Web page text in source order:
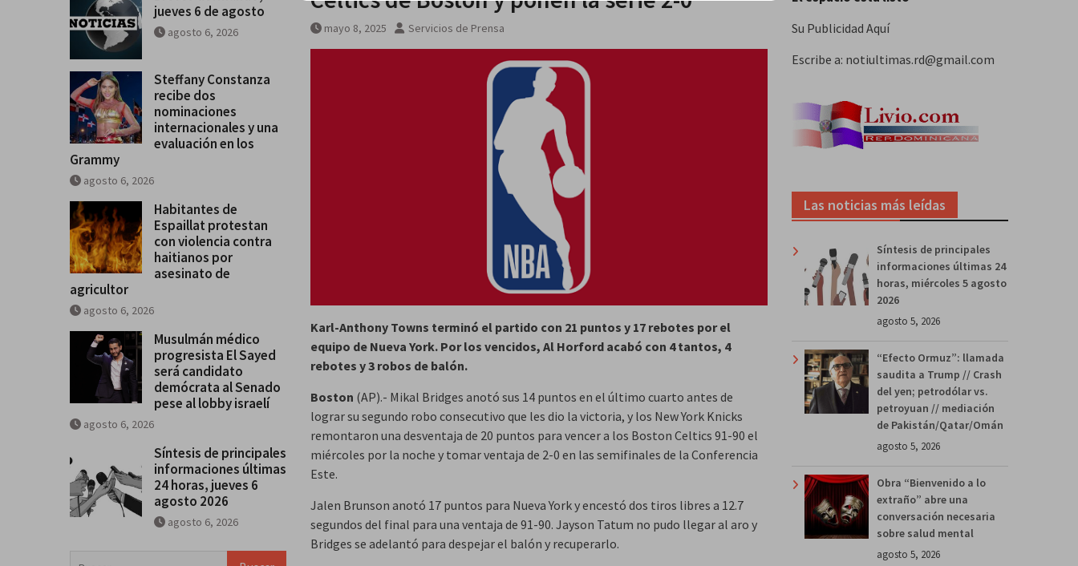
mayo 8, 2025 Servicios de Prensa
Karl-Anthony Towns terminó el partido con 21 puntos y 17 rebotes por el
equipo de Nueva York. Por los vencidos, Al Horford acabó con 4 tantos, 4
rebotes y 3 robos de balón.
Boston (AP).- Mikal Bridges anotó sus 14 puntos en el último cuarto antes de
lograr su segundo robo consecutivo que les dio la victoria, y los New York Knicks
remontaron una desventaja de 20 puntos para vencer a los Boston Celtics 91-90 el
miércoles por la noche y tomar ventaja de 2-0 en las semifinales de la Conferencia
Este.
Jalen Brunson anotó 17 puntos para Nueva York y encestó dos tiros libres a 12.7
segundos del final para una ventaja de 91-90. Jayson Tatum no pudo llegar al aro y
Bridges se adelantó para despejar el balón y recuperarlo.
Su Publicidad Aquí
Escribe a: notiultimas.rd@gmail.com
Las noticias más leídas
Síntesis de principales
informaciones últimas 24
horas, miércoles 5 agosto
2026
agosto 5, 2026
“Efecto Ormuz”: llamada
saudita a Trump // Crash
del yen; petrodólar vs.
petroyuan // mediación
de Pakistán/Qatar/Omán
agosto 5, 2026
Obra “Bienvenido a lo
extraño” abre una
conversación necesaria
sobre salud mental
agosto 5, 2026
jueves 6 de agosto
agosto 6, 2026
Steffany Constanza
recibe dos
nominaciones
internacionales y una
evaluación en los
Grammy
agosto 6, 2026
Habitantes de
Espaillat protestan
con violencia contra
haitianos por
asesinato de
agricultor
agosto 6, 2026
Musulmán médico
progresista El Sayed
será candidato
demócrata al Senado
pese al lobby israelí
agosto 6, 2026
Síntesis de principales
informaciones últimas
24 horas, jueves 6
agosto 2026
agosto 6, 2026